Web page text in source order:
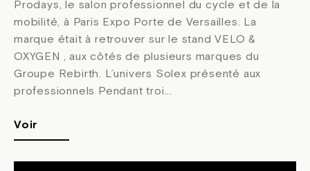
Prodays, le salon professionnel du cycle et de la
mobilité, à Paris Expo Porte de Versailles. La
marque était à retrouver sur le stand VELO &
OXYGEN , aux côtés de plusieurs marques du
Groupe Rebirth. L’univers Solex présenté aux
professionnels Pendant troi...
Voir